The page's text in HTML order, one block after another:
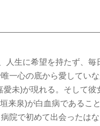
人生に希望を持たず、
一心の底から愛してい
愛未)が現れる。そして
来泉)が白血病であるこ
院で初めて出会ったは